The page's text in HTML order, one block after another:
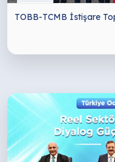
TOBB-TCMB İstişare